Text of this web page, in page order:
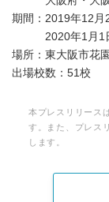
期間：2019年12月
2020年1月1日（
場所：東大阪市花
出場校数：51校
本プレスリリース
す。また、プレス
します。